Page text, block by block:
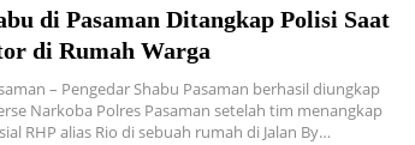
di Pasaman Ditangkap Polisi Saat
di Rumah Warga
– Pengedar Shabu Pasaman berhasil diungkap
Narkoba Polres Pasaman setelah tim menangkap
RHP alias Rio di sebuah rumah di Jalan By…